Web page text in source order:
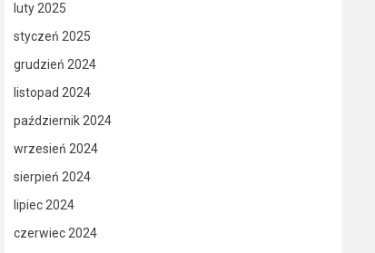
luty 2025
styczeń 2025
grudzień 2024
listopad 2024
październik 2024
wrzesień 2024
sierpień 2024
lipiec 2024
czerwiec 2024